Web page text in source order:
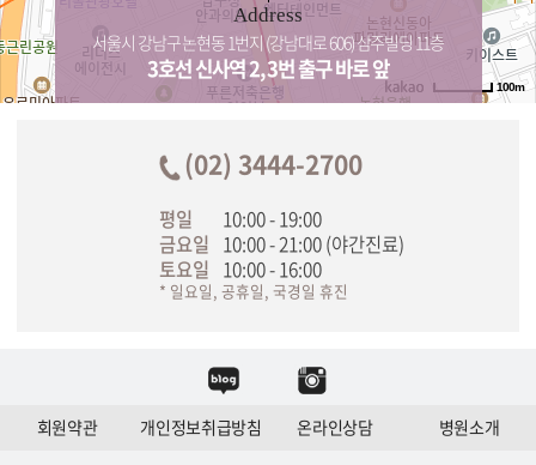
100m
Address
서울시 강남구 논현동 1번지 (강남대로 606) 삼주빌딩 11층
3호선 신사역 2, 3번 출구 바로 앞
(02) 3444-2700
평일
10:00 - 19:00
금요일 10:00 - 21:00 (야간진료)
토요일 10:00 - 16:00
* 일요일, 공휴일, 국경일 휴진
회원약관 개인정보취급방침 온라인상담 병원소개